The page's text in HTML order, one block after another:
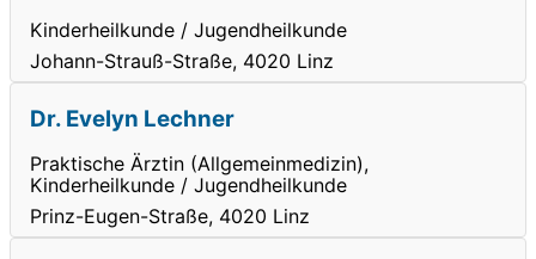
Kinderheilkunde / Jugendheilkunde
Johann-Strauß-Straße, 4020 Linz
Dr. Evelyn Lechner
Praktische Ärztin (Allgemeinmedizin),
Kinderheilkunde / Jugendheilkunde
Prinz-Eugen-Straße, 4020 Linz